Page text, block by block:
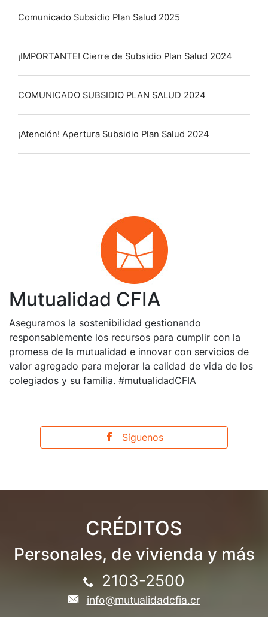
Comunicado Subsidio Plan Salud 2025
¡IMPORTANTE! Cierre de Subsidio Plan Salud 2024
COMUNICADO SUBSIDIO PLAN SALUD 2024
¡Atención! Apertura Subsidio Plan Salud 2024
Mutualidad CFIA
Aseguramos la sostenibilidad gestionando
responsablemente los recursos para cumplir con la
promesa de la mutualidad e innovar con servicios de
valor agregado para mejorar la calidad de vida de los
colegiados y su familia. #mutualidadCFIA
Síguenos
CRÉDITOS
Personales, de vivienda y más
2103-2500
info@mutualidadcfia.cr